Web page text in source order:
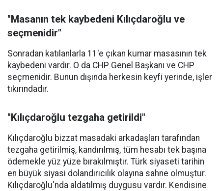
"Masanın tek kaybedeni Kılıçdaroğlu ve
seçmenidir"
Sonradan katılanlarla 11'e çıkan kumar masasının tek
kaybedeni vardır. O da CHP Genel Başkanı ve CHP
seçmenidir. Bunun dışında herkesin keyfi yerinde, işler
tıkırındadır.
"Kılıçdaroğlu tezgaha getirildi"
Kılıçdaroğlu bizzat masadaki arkadaşları tarafından
tezgaha getirilmiş, kandırılmış, tüm hesabı tek başına
ödemekle yüz yüze bırakılmıştır. Türk siyaseti tarihin
en büyük siyasi dolandırıcılık olayına sahne olmuştur.
Kılıçdaroğlu'nda aldatılmış duygusu vardır. Kendisine